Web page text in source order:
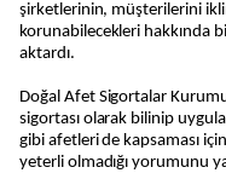
şirketlerinin, müşterilerini
korunabilecekleri hakkında
aktardı.
Doğal Afet Sigortalar
sigortası olarak bilinip
gibi afetleri de kapsaması
yeterli olmadığı yorumunu